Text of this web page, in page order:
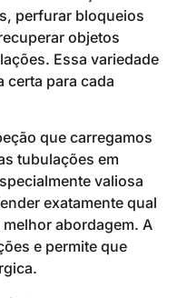
perfurar bloqueios
objetos
Essa variedade
certa para cada
que carregamos
tubulações em
valiosa
exatamente qual
abordagem. A
e permite que